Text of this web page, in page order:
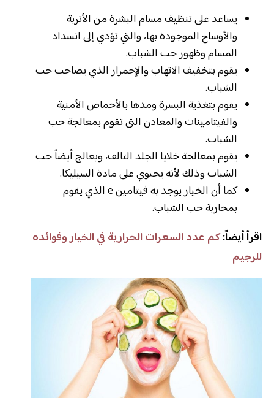
يساعد على تنظيف مسام البشرة من الأتربة
والأوساخ الموجودة بها، والتي تؤدي إلى انسداد
المسام وظهور حب الشباب.
يقوم بتخفيف الاتهاب والإحمرار الذي يصاحب حب
الشباب.
يقوم بتغذية البسرة ومدها بالأحماض الأمنية
والفيتامينات والمعادن التي تقوم بمعالجة حب
الشباب.
يقوم بمعالجة خلايا الجلد التالف، ويعالج أيضاً حب
الشباب وذلك لأنه يحتوي على مادة السيليكا.
كما أن الخيار يوجد به فيتامين e الذي يقوم
بمحاربة حب الشباب.
اقرأ أيضاً:كم عدد السعرات الحرارية في الخيار وفوائده
للرجيم